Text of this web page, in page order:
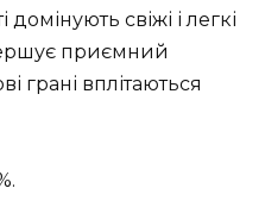
домінують свіжі і легкі
приємний
грані вплітаються